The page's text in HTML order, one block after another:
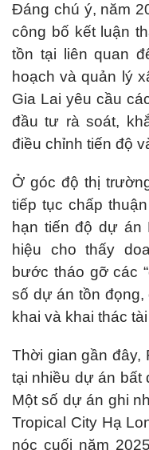
Đáng chú ý, năm
công bố kết luận
tồn tại liên quan
hoạch và quản lý
Gia Lai yêu cầu
đầu tư rà soát,
điều chỉnh tiến độ
Ở góc độ thị
tiếp tục chấp
hạn tiến độ dự án
hiệu cho thấy
bước tháo gỡ các
số dự án tồn đọng,
khai và khai thác
Thời gian gần đây,
tại nhiều dự án bất
Một số dự án ghi
Tropical City Hạ
nóc cuối năm